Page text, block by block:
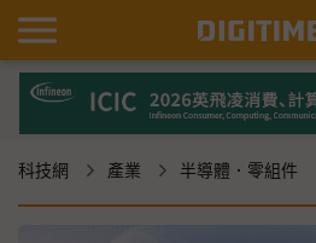
科技網 產業 半導體．零組件